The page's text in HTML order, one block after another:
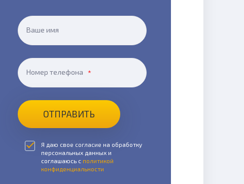
Ваше имя
Номер телефона
ОТПРАВИТЬ
Я даю свое согласие на обработку
персональных данных и
соглашаюсь с политикой
конфиденциальности